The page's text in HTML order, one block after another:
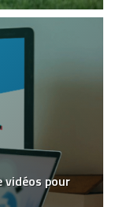
vidéos pour